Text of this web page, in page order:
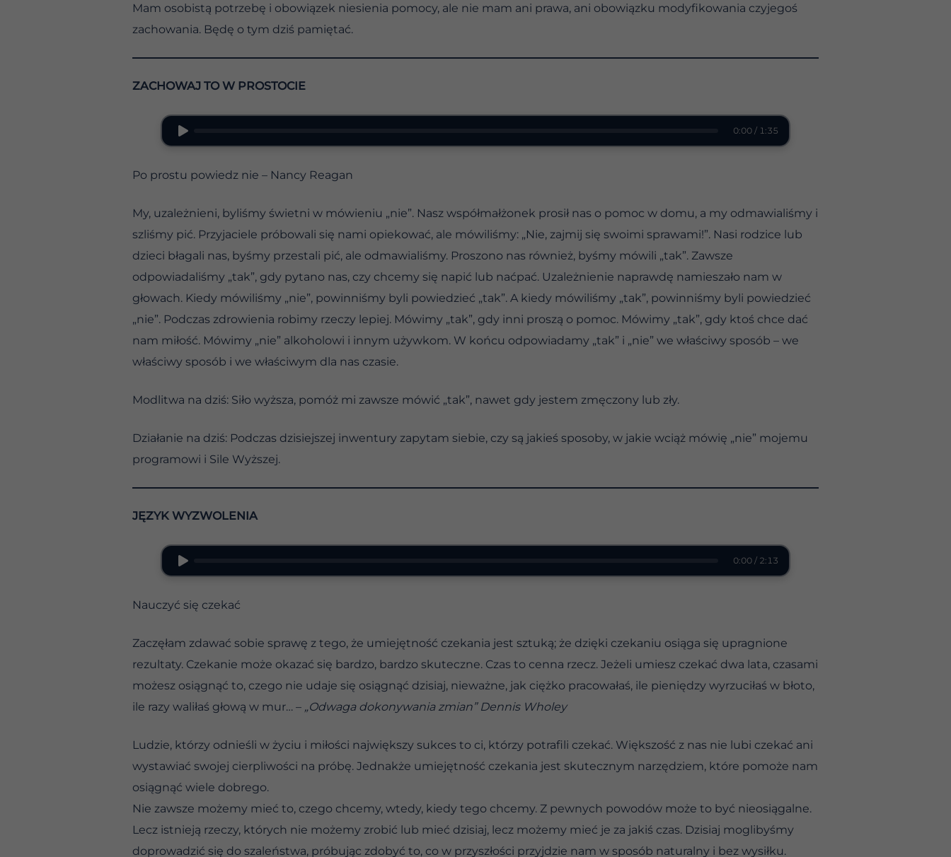
Mam osobistą potrzebę i obowiązek niesienia pomocy, ale nie mam ani prawa, ani obowiązku modyfikowania czyjegoś
zachowania. Będę o tym dziś pamiętać.
ZACHOWAJ TO W PROSTOCIE
0:00 / 1:35
Po prostu powiedz nie – Nancy Reagan
My, uzależnieni, byliśmy świetni w mówieniu „nie”. Nasz współmałżonek prosił nas o pomoc w domu, a my odmawialiśmy i
szliśmy pić. Przyjaciele próbowali się nami opiekować, ale mówiliśmy: „Nie, zajmij się swoimi sprawami!”. Nasi rodzice lub
dzieci błagali nas, byśmy przestali pić, ale odmawialiśmy. Proszono nas również, byśmy mówili „tak”. Zawsze
odpowiadaliśmy „tak”, gdy pytano nas, czy chcemy się napić lub naćpać. Uzależnienie naprawdę namieszało nam w
głowach. Kiedy mówiliśmy „nie”, powinniśmy byli powiedzieć „tak”. A kiedy mówiliśmy „tak”, powinniśmy byli powiedzieć
„nie”. Podczas zdrowienia robimy rzeczy lepiej. Mówimy „tak”, gdy inni proszą o pomoc. Mówimy „tak”, gdy ktoś chce dać
nam miłość. Mówimy „nie” alkoholowi i innym używkom. W końcu odpowiadamy „tak” i „nie” we właściwy sposób – we
właściwy sposób i we właściwym dla nas czasie.
Modlitwa na dziś: Siło wyższa, pomóż mi zawsze mówić „tak”, nawet gdy jestem zmęczony lub zły.
Działanie na dziś: Podczas dzisiejszej inwentury zapytam siebie, czy są jakieś sposoby, w jakie wciąż mówię „nie” mojemu
programowi i Sile Wyższej.
JĘZYK WYZWOLENIA
0:00 / 2:13
Nauczyć się czekać
Zaczęłam zdawać sobie sprawę z tego, że umiejętność czekania jest sztuką; że dzięki czekaniu osiąga się upragnione
rezultaty. Czekanie może okazać się bardzo, bardzo skuteczne. Czas to cenna rzecz. Jeżeli umiesz czekać dwa lata, czasami
możesz osiągnąć to, czego nie udaje się osiągnąć dzisiaj, nieważne, jak ciężko pracowałaś, ile pieniędzy wyrzuciłaś w błoto,
ile razy waliłaś głową w mur… – „Odwaga dokonywania zmian” Dennis Wholey
Ludzie, którzy odnieśli w życiu i miłości największy sukces to ci, którzy potrafili czekać. Większość z nas nie lubi czekać ani
wystawiać swojej cierpliwości na próbę. Jednakże umiejętność czekania jest skutecznym narzędziem, które pomoże nam
osiągnąć wiele dobrego.
Nie zawsze możemy mieć to, czego chcemy, wtedy, kiedy tego chcemy. Z pewnych powodów może to być nieosiągalne.
Lecz istnieją rzeczy, których nie możemy zrobić lub mieć dzisiaj, lecz możemy mieć je za jakiś czas. Dzisiaj moglibyśmy
doprowadzić się do szaleństwa, próbując zdobyć to, co w przyszłości przyjdzie nam w sposób naturalny i bez wysiłku.